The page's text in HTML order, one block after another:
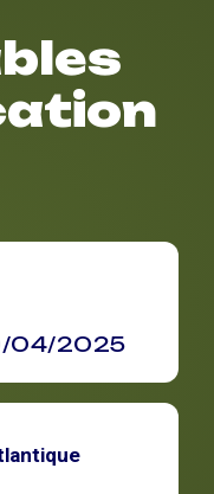
04/2025